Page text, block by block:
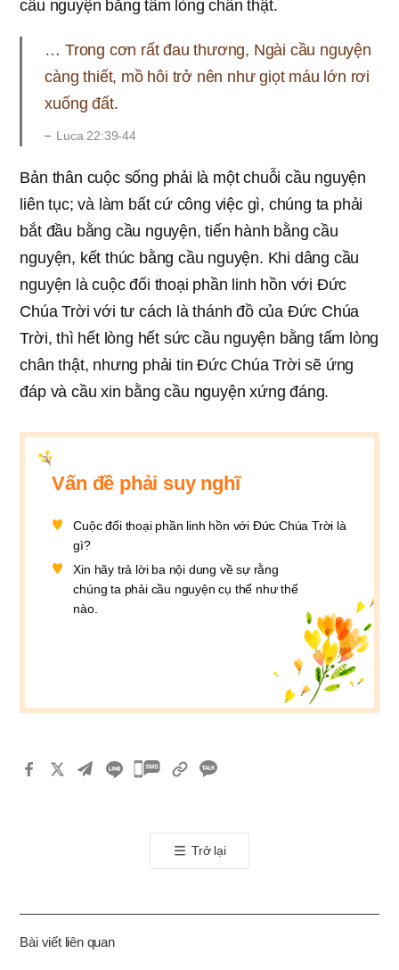
cầu nguyện bằng tấm lòng chân thật.
… Trong cơn rất đau thương, Ngài cầu nguyện
càng thiết, mồ hôi trở nên như giọt máu lớn rơi
xuống đất.
Luca 22:39-44
Bản thân cuộc sống phải là một chuỗi cầu nguyện
liên tục; và làm bất cứ công việc gì, chúng ta phải
bắt đầu bằng cầu nguyện, tiến hành bằng cầu
nguyện, kết thúc bằng cầu nguyện. Khi dâng cầu
nguyện là cuộc đối thoại phần linh hồn với Ðức
Chúa Trời với tư cách là thánh đồ của Đức Chúa
Trời, thì hết lòng hết sức cầu nguyện bằng tấm lòng
chân thật, nhưng phải tin Đức Chúa Trời sẽ ứng
đáp và cầu xin bằng cầu nguyện xứng đáng.
Vấn đề phải suy nghĩ
Cuộc đối thoại phần linh hồn với Ðức Chúa Trời là
gì?
Xin hãy trả lời ba nội dung về sự rằng
chúng ta phải cầu nguyện cụ thể như thế
nào.
카
톡
공
기
Trở lại
Bài viết liên quan